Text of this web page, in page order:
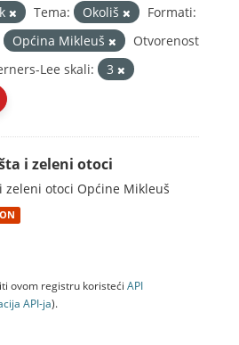
Tema: Okoliš
Formati:
Općina Mikleuš
Otvorenost
Lee skali:
3
i zeleni otoci
zeleni otoci Općine Mikleuš
ovom registru koristeći API
API-jа).